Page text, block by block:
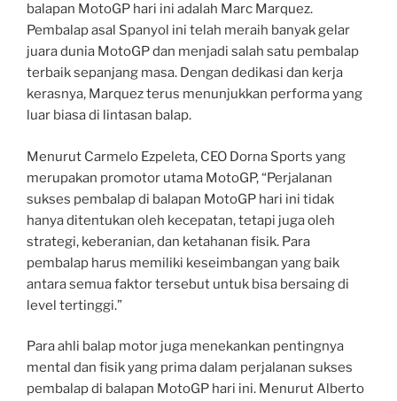
balapan MotoGP hari ini adalah Marc Marquez.
Pembalap asal Spanyol ini telah meraih banyak gelar
juara dunia MotoGP dan menjadi salah satu pembalap
terbaik sepanjang masa. Dengan dedikasi dan kerja
kerasnya, Marquez terus menunjukkan performa yang
luar biasa di lintasan balap.
Menurut Carmelo Ezpeleta, CEO Dorna Sports yang
merupakan promotor utama MotoGP, “Perjalanan
sukses pembalap di balapan MotoGP hari ini tidak
hanya ditentukan oleh kecepatan, tetapi juga oleh
strategi, keberanian, dan ketahanan fisik. Para
pembalap harus memiliki keseimbangan yang baik
antara semua faktor tersebut untuk bisa bersaing di
level tertinggi.”
Para ahli balap motor juga menekankan pentingnya
mental dan fisik yang prima dalam perjalanan sukses
pembalap di balapan MotoGP hari ini. Menurut Alberto